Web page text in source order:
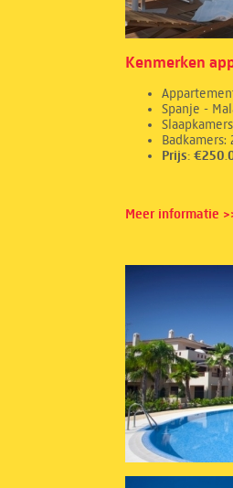
Kenmerken
Spanje -
Prijs:
Meer informatie